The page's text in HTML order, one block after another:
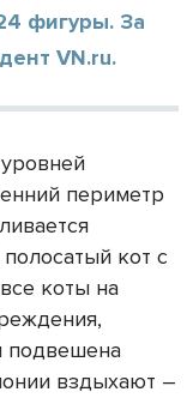
фигуры. За
VN.ru.
периметр
кот с
коты на
подвешена
вздыхают –